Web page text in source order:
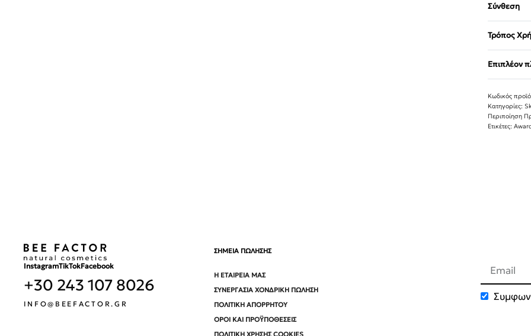
Σύνθεση
Τρόπος
Επιπλέον
Κατηγορίες:
Περιποίηση
Ετικέτες:
InstagramTikTokFacebook
+30 243 107 8026
INFO@BEEFACTOR.GR
ΣΗΜΕΙΑ ΠΩΛΗΣΗΣ
Η ΕΤΑΙΡΕΊΑ ΜΑΣ
ΣΥΝΕΡΓΑΣΊΑ ΧΟΝΔΡΙΚΉ ΠΏΛΗΣΗ
ΠΟΛΙΤΙΚΉ ΑΠΟΡΡΉΤΟΥ
ΌΡΟΙ ΚΑΙ ΠΡΟΫΠΟΘΈΣΕΙΣ
ΠΟΛΙΤΙΚΉ ΧΡΉΣΗΣ COOKIES